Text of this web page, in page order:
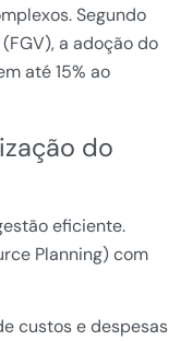
Segundo
a adoção do
até 15% ao
do
eficiente.
Planning) com
custos e despesas